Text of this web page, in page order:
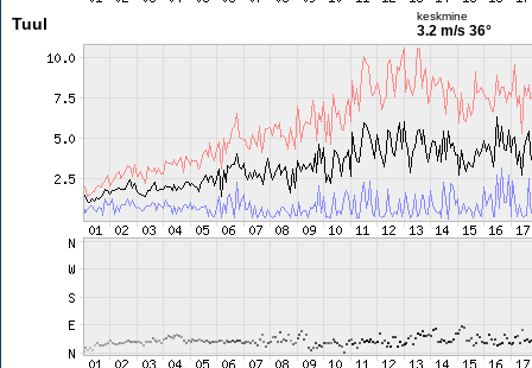
Tuul keskmine
3.2 m/s 36°